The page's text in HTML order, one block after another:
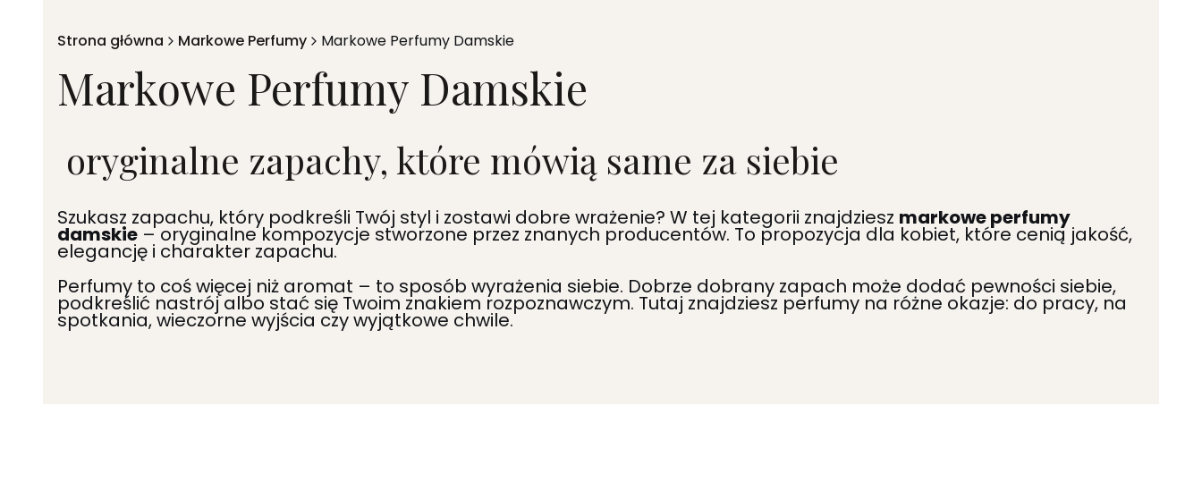
Strona główna Markowe Perfumy Markowe Perfumy Damskie
Markowe Perfumy Damskie
oryginalne zapachy, które mówią same za siebie
Szukasz zapachu, który podkreśli Twój styl i zostawi dobre wrażenie? W tej kategorii znajdziesz markowe perfumy
damskie – oryginalne kompozycje stworzone przez znanych producentów. To propozycja dla kobiet, które cenią jakość,
elegancję i charakter zapachu.
Perfumy to coś więcej niż aromat – to sposób wyrażenia siebie. Dobrze dobrany zapach może dodać pewności siebie,
podkreślić nastrój albo stać się Twoim znakiem rozpoznawczym. Tutaj znajdziesz perfumy na różne okazje: do pracy, na
spotkania, wieczorne wyjścia czy wyjątkowe chwile.